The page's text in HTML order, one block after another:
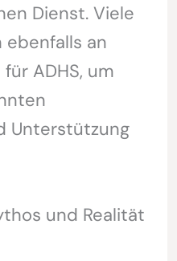
Dienst. Viele
an
ADHS, um
Unterstützung
und Realität